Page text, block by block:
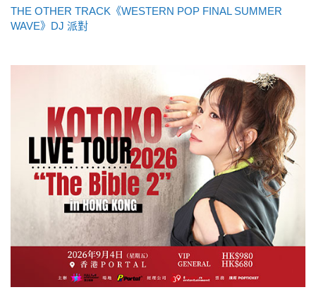
THE OTHER TRACK《WESTERN POP FINAL SUMMER
WAVE》DJ 派對